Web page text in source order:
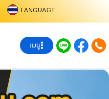
LANGUAGE
เมนู